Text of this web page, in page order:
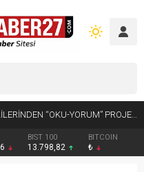
HÜKÜMLÜ YAKALANDI
BIST 100
13.798,82
BITCOIN
₺